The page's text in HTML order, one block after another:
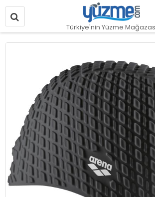
Türkiye'nin Yüzme
Resim